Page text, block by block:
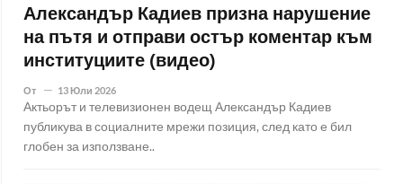
Александър Кадиев призна нарушение
на пътя и отправи остър коментар към
институциите (видео)
От 13 Юли 2026
Актьорът и телевизионен водещ Александър Кадиев
публикува в социалните мрежи позиция, след като е бил
глобен за използване..